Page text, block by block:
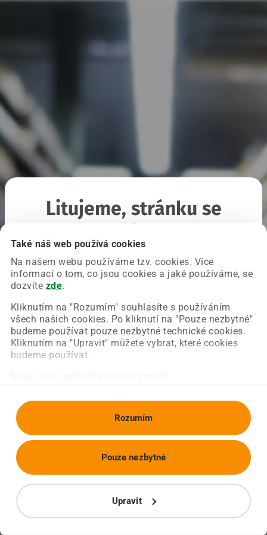
Také náš web používá cookies
Na našem webu používáme tzv. cookies. Více
informací o tom, co jsou cookies a jaké používáme, se
dozvíte zde.
Kliknutím na "Rozumím" souhlasíte s používáním
všech našich cookies. Po kliknutí na "Pouze nezbytné"
budeme používat pouze nezbytné technické cookies.
Kliknutím na "Upravit" můžete vybrat, které cookies
budeme používat.
Rozumím
Upravit
Pouze nezbytné
Litujeme, stránku se
Chyba nastala na naší straně a už ji opravujeme.
Zkuste prosím znovu načíst požadovanou stránku.
Obnovit stránku Úvodní strana